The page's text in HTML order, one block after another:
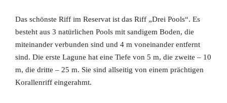
Das schönste Riff im Reservat ist das Riff „Drei Pools“. Es
besteht aus 3 natürlichen Pools mit sandigem Boden, die
miteinander verbunden sind und 4 m voneinander entfernt
sind. Die erste Lagune hat eine Tiefe von 5 m, die zweite – 10
m, die dritte – 25 m. Sie sind allseitig von einem prächtigen
Korallenriff eingerahmt.